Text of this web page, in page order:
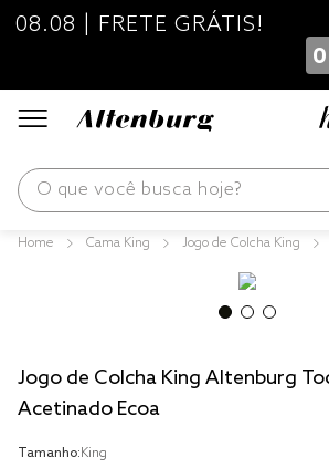
08.08 | FRETE GRÁTIS!
0
O que você busca hoje?
Cama King Jogo de Colcha King
Jogo de Colcha King Altenburg
Acetinado Ecoa
Tamanho:King
edredom
jogos cama
travesseiro